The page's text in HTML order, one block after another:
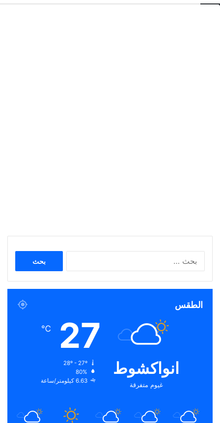
الطقس
انواكشوط
غيوم متفرقة
27
℃
80%
6.63 كيلومتر/ساعة